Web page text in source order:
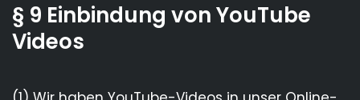
§ 9 Einbindung von YouTube
Videos